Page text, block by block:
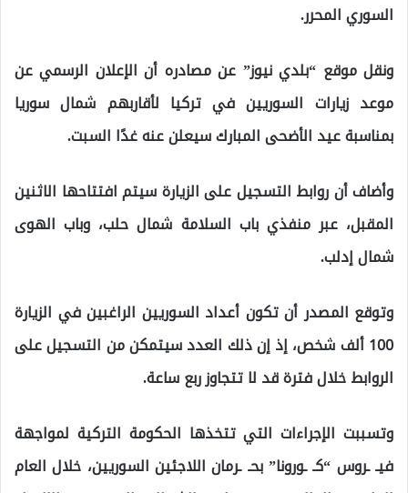
السوري المحرر.
ونقل موقع “بلدي نيوز” عن مصادره أن الإعلان الرسمي عن
موعد زيارات السوريين في تركيا لأقاربهم شمال سوريا
بمناسبة عيد الأضحى المبارك سيعلن عنه غدًا السبت.
وأضاف أن روابط التسجيل على الزيارة سيتم افتتاحها الاثنين
المقبل، عبر منفذي باب السلامة شمال حلب، وباب الهوى
شمال إدلب.
وتوقع المصدر أن تكون أعداد السوريين الراغبين في الزيارة
100 ألف شخص، إذ إن ذلك العدد سيتمكن من التسجيل على
الروابط خلال فترة قد لا تتجاوز ربع ساعة.
وتسببت الإجراءات التي تتخذها الحكومة التركية لمواجهة
فيـ ـروس “كـ ـورونا” بحـ ـرمان اللاجئين السوريين، خلال العام